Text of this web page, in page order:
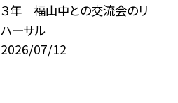
３年 福山中との交流会のリ
ハーサル
2026/07/12